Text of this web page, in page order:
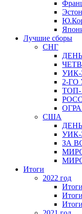
Лучшие сборы
СНГ
ДЕНЬ
2-
ТОП-
США
ДЕНЬ
ЗА
Итоги
2022 год